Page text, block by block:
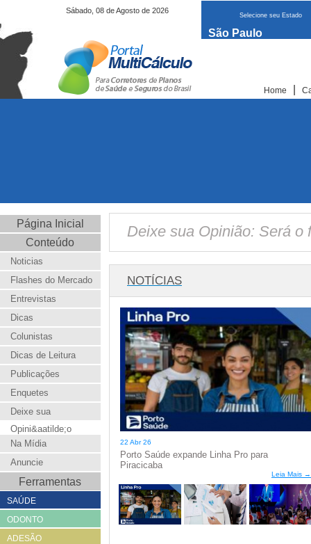
Selecione seu Estado
São Paulo
Home
Sábado, 08 de Agosto de 2026
Página Inicial
Conteúdo
Noticias
Flashes do Mercado
Entrevistas
Dicas
Colunistas
Dicas de Leitura
Publicações
Enquetes
Deixe sua
Opini&aatilde;o
Na Mídia
Anuncie
Ferramentas
SAÚDE
ODONTO
ADESÃO
Deixe sua Opinião: Será o
NOTÍCIAS
22 Abr 26
Porto Saúde expande Linha Pro para
Piracicaba
Leia Mais →